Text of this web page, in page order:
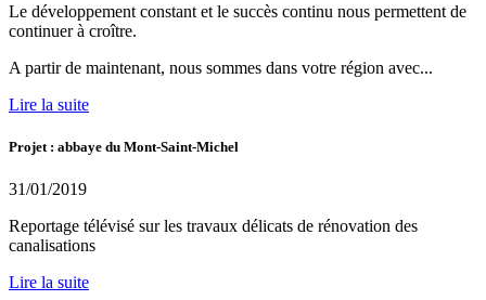
Le développement constant et le succès continu nous permettent de
continuer à croître.
A partir de maintenant, nous sommes dans votre région avec...
Lire la suite
Projet : abbaye du Mont-Saint-Michel
31/01/2019
Reportage télévisé sur les travaux délicats de rénovation des
canalisations
Lire la suite